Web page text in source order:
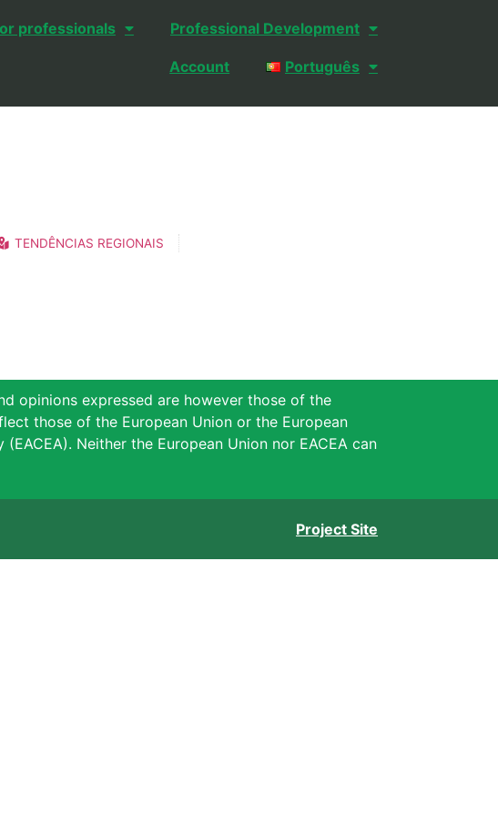
professionals Professional Development
Account Português
TENDÊNCIAS REGIONAIS
opinions expressed are however those of the
those of the European Union or the European
Neither the European Union nor EACEA can
Project Site